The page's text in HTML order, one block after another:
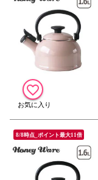
8/8時点_ポイント最大11倍